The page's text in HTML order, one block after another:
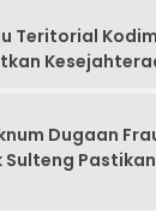
Teritorial
Dugaan
Sulteng